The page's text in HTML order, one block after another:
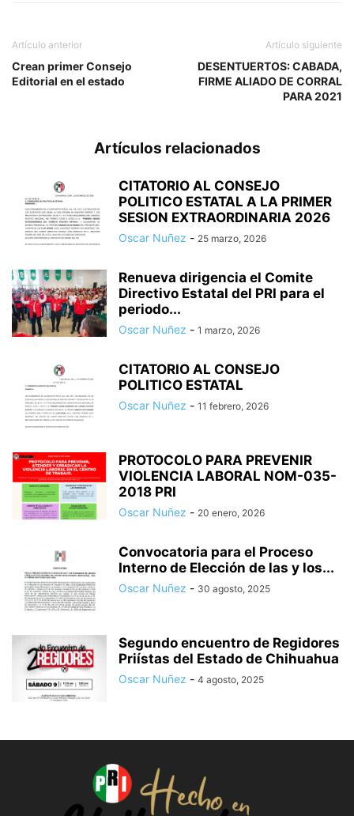
Artículo anterior
Crean primer Consejo
Editorial en el estado
Artículo siguiente
DESENTUERTOS: CABADA,
FIRME ALIADO DE CORRAL
PARA 2021
Artículos relacionados
CITATORIO AL CONSEJO
POLITICO ESTATAL A LA PRIMER
SESION EXTRAORDINARIA 2026
Oscar Nuñez - 25 marzo, 2026
Renueva dirigencia el Comite
Directivo Estatal del PRI para el
periodo...
Oscar Nuñez - 1 marzo, 2026
CITATORIO AL CONSEJO
POLITICO ESTATAL
Oscar Nuñez - 11 febrero, 2026
PROTOCOLO PARA PREVENIR
VIOLENCIA LABORAL NOM-035-
2018 PRI
Oscar Nuñez - 20 enero, 2026
Convocatoria para el Proceso
Interno de Elección de las y los...
Oscar Nuñez - 30 agosto, 2025
Segundo encuentro de Regidores
Priístas del Estado de Chihuahua
Oscar Nuñez - 4 agosto, 2025